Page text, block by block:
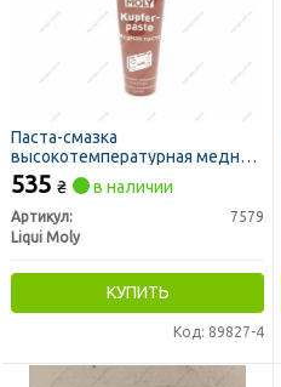
Паста-смазка
высокотемпературная медная
Liqui Moly Kupfer-Paste 0,1л
535 ₴ в наличии
Артикул:
7579
Liqui Moly
КУПИТЬ
Код: 89827-4